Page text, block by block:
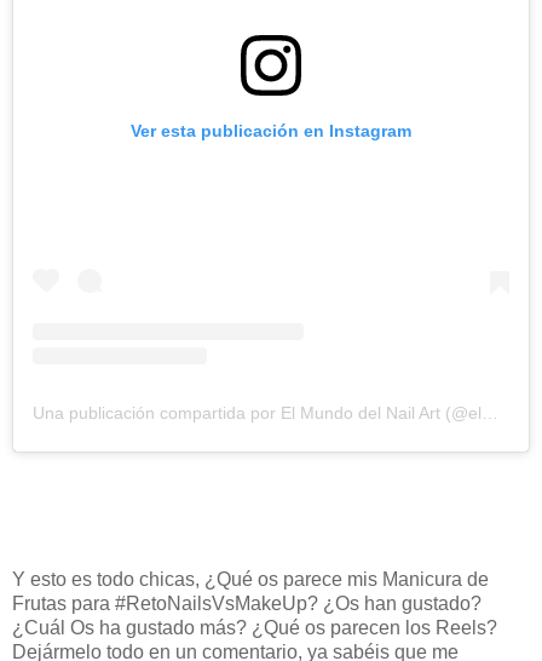
Ver esta publicación en Instagram
Y esto es todo chicas, ¿Qué os parece mis Manicura de
Frutas para #RetoNailsVsMakeUp? ¿Os han gustado?
¿Cuál Os ha gustado más? ¿Qué os parecen los Reels?
Dejármelo todo en un comentario, ya sabéis que me